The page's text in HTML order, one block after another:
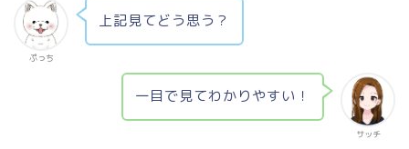
ぷっち
上記見てどう思う？
サッチ
一目で見てわかりやすい！